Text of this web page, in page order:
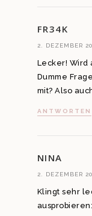
FR34K
2. DEZEMBER
Lecker! Wird
Dumme
mit? Also
ANTWORTEN
NINA
2. DEZEMBER
Klingt sehr